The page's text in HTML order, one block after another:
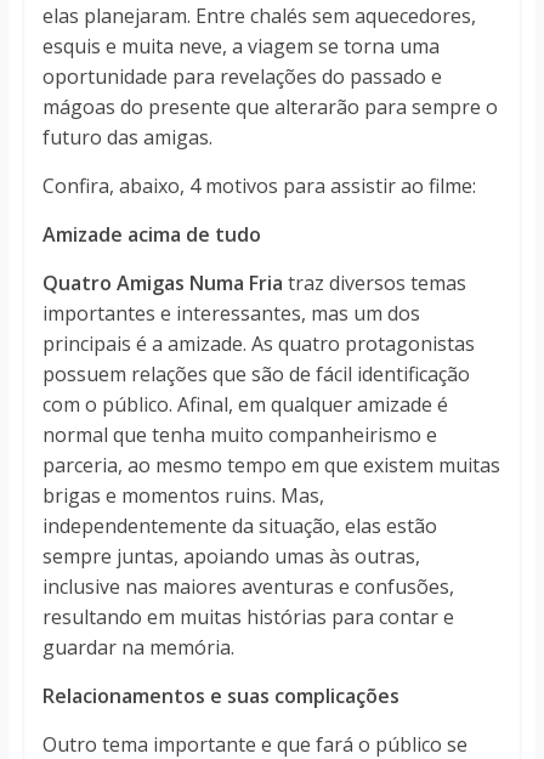
elas planejaram. Entre chalés sem aquecedores,
esquis e muita neve, a viagem se torna uma
oportunidade para revelações do passado e
mágoas do presente que alterarão para sempre o
futuro das amigas.
Confira, abaixo, 4 motivos para assistir ao filme:
Amizade acima de tudo
Quatro Amigas Numa Fria traz diversos temas
importantes e interessantes, mas um dos
principais é a amizade. As quatro protagonistas
possuem relações que são de fácil identificação
com o público. Afinal, em qualquer amizade é
normal que tenha muito companheirismo e
parceria, ao mesmo tempo em que existem muitas
brigas e momentos ruins. Mas,
independentemente da situação, elas estão
sempre juntas, apoiando umas às outras,
inclusive nas maiores aventuras e confusões,
resultando em muitas histórias para contar e
guardar na memória.
Relacionamentos e suas complicações
Outro tema importante e que fará o público se